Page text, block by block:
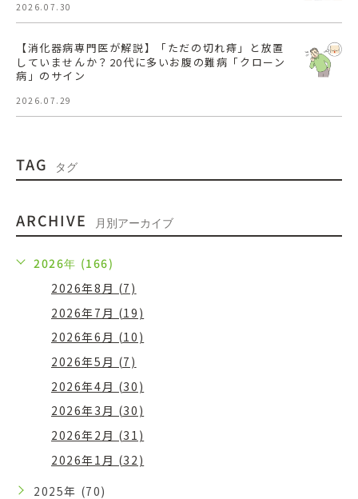
2026.07.30
【消化器病専門医が解説】「ただの切れ痔」と放置
していませんか？20代に多いお腹の難病「クローン
病」のサイン
2026.07.29
TAG タグ
ARCHIVE 月別アーカイブ
2026年 (166)
2026年8月 (7)
2026年7月 (19)
2026年6月 (10)
2026年5月 (7)
2026年4月 (30)
2026年3月 (30)
2026年2月 (31)
2026年1月 (32)
2025年 (70)